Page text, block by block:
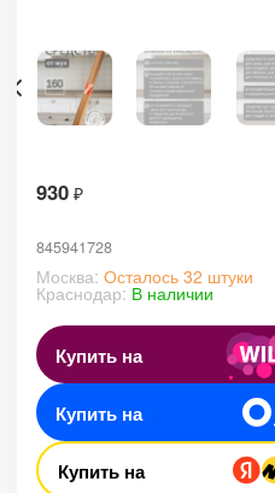
930 ₽
845941728
Москва: Осталось 32 штуки
Краснодар: В наличии
Купить на
Купить на
Купить на